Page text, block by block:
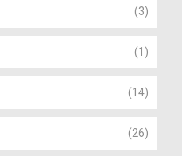
(3)
(1)
(14)
(26)